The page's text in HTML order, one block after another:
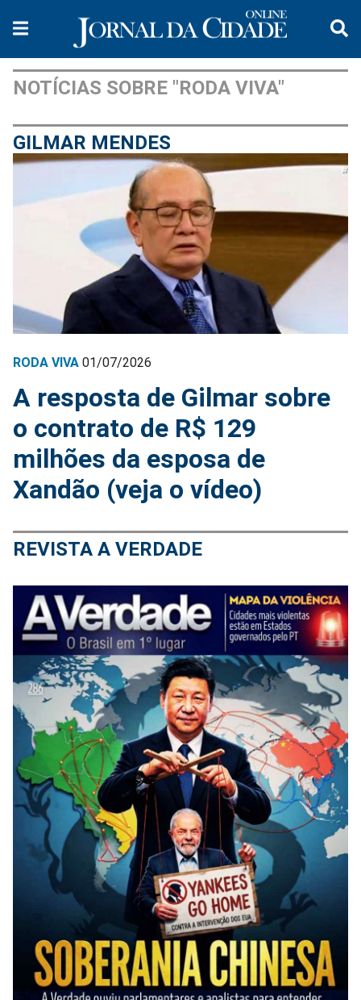
NOTÍCIAS SOBRE "RODA VIVA"
GILMAR MENDES
RODA VIVA 01/07/2026
A resposta de Gilmar sobre
o contrato de R$ 129
milhões da esposa de
Xandão (veja o vídeo)
REVISTA A VERDADE